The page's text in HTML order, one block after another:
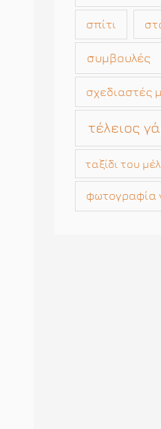
σπίτι
συμβουλές
σχεδιαστές
τέλειος
ταξίδι του
φωτογραφία